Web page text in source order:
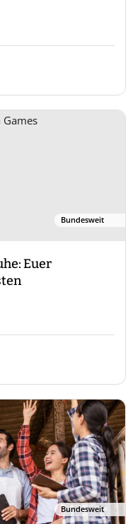
Bundesweit
Euer
Bundesweit